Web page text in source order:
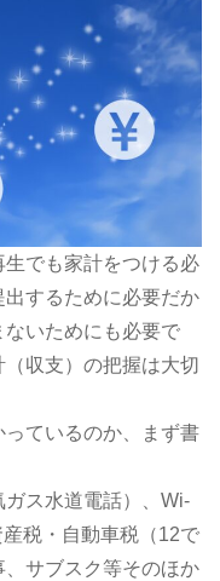
でも家計をつける必
するために必要だか
いためにも必要で
収支）の把握は大切
ているのか、まず書
ス水道電話）、Wi-
税・自動車税（12で
サブスク等そのほか